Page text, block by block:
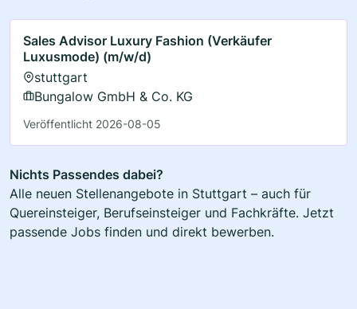
Sales Advisor Luxury Fashion (Verkäufer
Luxusmode) (m/w/d)
stuttgart
Bungalow GmbH & Co. KG
Veröffentlicht 2026-08-05
Nichts Passendes dabei?
Alle neuen Stellenangebote in Stuttgart – auch für
Quereinsteiger, Berufseinsteiger und Fachkräfte. Jetzt
passende Jobs finden und direkt bewerben.